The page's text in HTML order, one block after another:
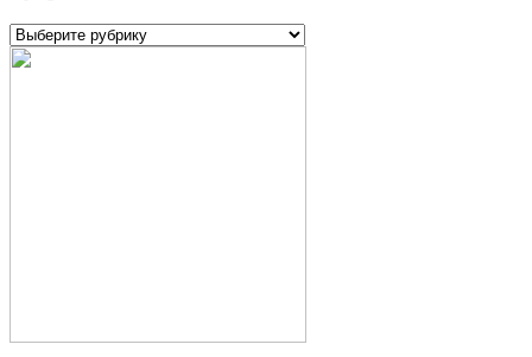
Рубрики